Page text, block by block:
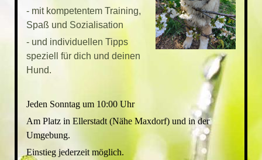
- mit kompetentem Training,
Spaß und Sozialisation
- und individuellen Tipps
speziell für dich und deinen
Hund.
Jeden Sonntag um 10:00 Uhr
Am Platz in Ellerstadt (Nähe Maxdorf) und in der
Umgebung.
Einstieg jederzeit möglich.